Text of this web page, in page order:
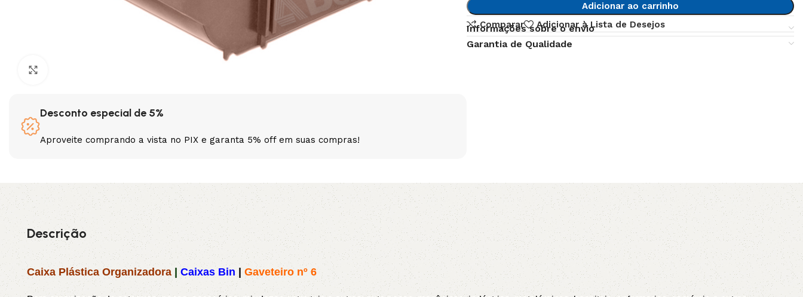
3L 3VX 5V
CX D PJ PJ PK PK
PL SPA SPB SPZ
XPA XPB XPZ ZX
Desconto especial de 5%
Aproveite comprando a vista no PIX e garanta 5% off em suas compras!
Adicionar ao carrinho
Comparar
Adicionar à Lista de Desejos
Informações sobre o envio
Garantia de Qualidade
Descrição
Caixa Plástica Organizadora |Caixas Bin Gaveteiro nº 6